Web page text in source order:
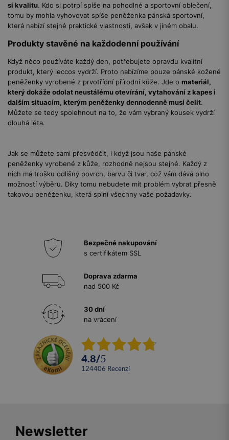
si kvalitu. Kdo si potrpí spíše na pohodlné a sportovní oblečení,
tomu by mohla vyhovovat spíše peněženka pánská sportovní,
která nabízí stejné praktické vlastnosti, avšak v jiném obalu.
Produkty stavěné na každodenní používání
Když něco používáte každý den, potřebujete opravdu kvalitní
produkt, který leccos vydrží. Proto nabízíme pouze pánské kožené
peněženky vyrobené z prvotřídní přírodní kůže. Jde o materiál,
který dokáže odolat neustálému otevírání, vytahování z kapes i
dalším situacím, kterým peněženky dennodenně musí čelit.
Můžete se tedy spolehnout na to, že vám vybraný kousek vydrží
dlouhá léta.
Jak se můžete sami přesvědčit, i když jsou naše pánské
peněženky vyrobené z kůže, rozhodně nejsou stejné. Každý z
nich má trošku odlišný povrch, barvu či tvar, což vám dává plno
možností výběru. Díky tomu nebudete mít problém vybrat přesně
takovou peněženku, která splní všechny vaše požadavky.
Bezpečné nakupování
s certifikátem SSL
Doprava zdarma
nad 500 Kč
30 dní
na vrácení
4.8/5
124406 recenzí
Newsletter